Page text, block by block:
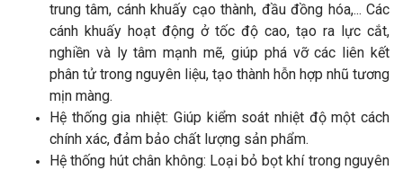
trung tâm, cánh khuấy cạo thành, đầu đồng hóa,... Các
cánh khuấy hoạt động ở tốc độ cao, tạo ra lực cắt,
nghiền và ly tâm mạnh mẽ, giúp phá vỡ các liên kết
phân tử trong nguyên liệu, tạo thành hỗn hợp nhũ tương
mịn màng.
Hệ thống gia nhiệt: Giúp kiểm soát nhiệt độ một cách
chính xác, đảm bảo chất lượng sản phẩm.
Hệ thống hút chân không: Loại bỏ bọt khí trong nguyên